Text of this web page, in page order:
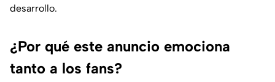
desarrollo.
¿Por qué este anuncio emociona
tanto a los fans?